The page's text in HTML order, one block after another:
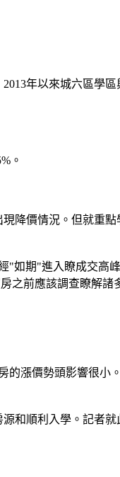
年以來城六區學
。
價情況。但就重
期"進入瞭成交高
前應該調查瞭解
價勢頭影響很小
順利入學。記者就